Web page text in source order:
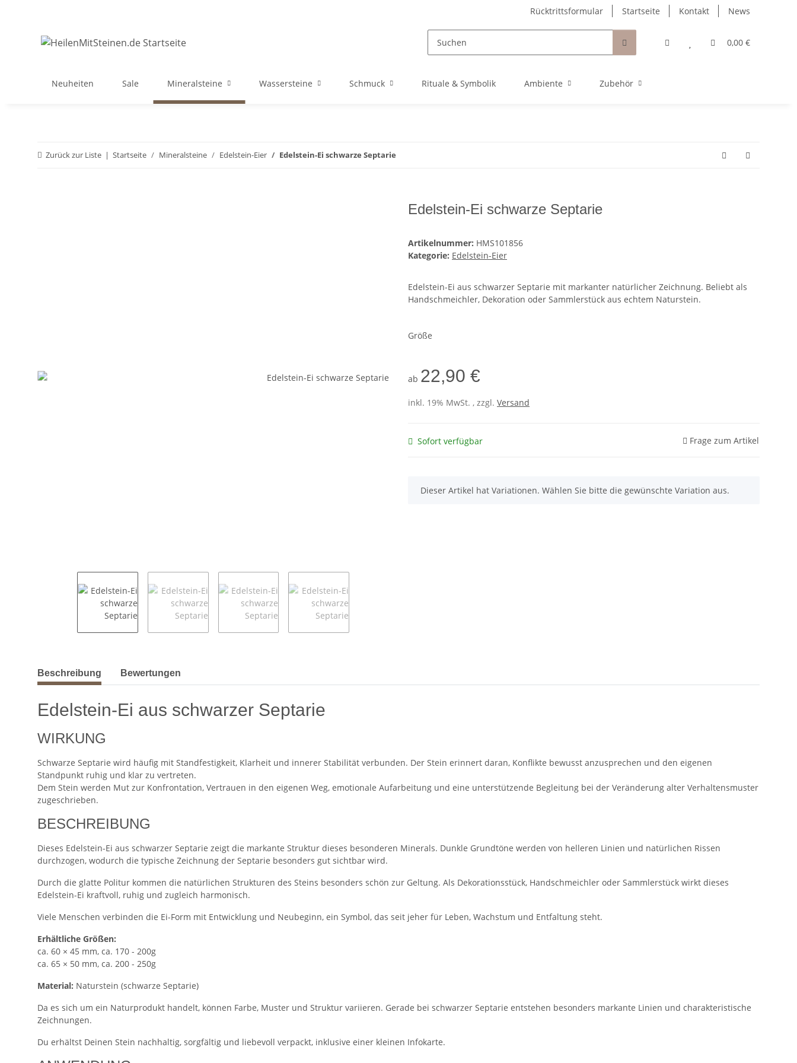
Rücktrittsformular Startseite Kontakt News
0,00 €
Neuheiten Sale Mineralsteine Wassersteine Schmuck Rituale & Symbolik Ambiente Zubehör
Zurück zur Liste Startseite Mineralsteine Edelstein-Eier Edelstein-Ei schwarze Septarie
Edelstein-Ei schwarze Septarie
Artikelnummer: HMS101856
Kategorie: Edelstein-Eier
Edelstein-Ei aus schwarzer Septarie mit markanter natürlicher Zeichnung. Beliebt als
Handschmeichler, Dekoration oder Sammlerstück aus echtem Naturstein.
Größe
ab 22,90 €
inkl. 19% MwSt. , zzgl. Versand
Sofort verfügbar Frage zum Artikel
x
Dieser Artikel hat Variationen. Wählen Sie bitte die gewünschte Variation aus.
weitere Registerkarten anzeigen
Beschreibung Bewertungen
Edelstein-Ei aus schwarzer Septarie
WIRKUNG
Schwarze Septarie wird häufig mit Standfestigkeit, Klarheit und innerer Stabilität verbunden. Der Stein erinnert daran, Konflikte bewusst anzusprechen und den eigenen
Standpunkt ruhig und klar zu vertreten.
Dem Stein werden Mut zur Konfrontation, Vertrauen in den eigenen Weg, emotionale Aufarbeitung und eine unterstützende Begleitung bei der Veränderung alter Verhaltensmuster
zugeschrieben.
BESCHREIBUNG
Dieses Edelstein-Ei aus schwarzer Septarie zeigt die markante Struktur dieses besonderen Minerals. Dunkle Grundtöne werden von helleren Linien und natürlichen Rissen
durchzogen, wodurch die typische Zeichnung der Septarie besonders gut sichtbar wird.
Durch die glatte Politur kommen die natürlichen Strukturen des Steins besonders schön zur Geltung. Als Dekorationsstück, Handschmeichler oder Sammlerstück wirkt dieses
Edelstein-Ei kraftvoll, ruhig und zugleich harmonisch.
Viele Menschen verbinden die Ei-Form mit Entwicklung und Neubeginn, ein Symbol, das seit jeher für Leben, Wachstum und Entfaltung steht.
Erhältliche Größen:
ca. 60 × 45 mm, ca. 170 - 200g
ca. 65 × 50 mm, ca. 200 - 250g
Material: Naturstein (schwarze Septarie)
Da es sich um ein Naturprodukt handelt, können Farbe, Muster und Struktur variieren. Gerade bei schwarzer Septarie entstehen besonders markante Linien und charakteristische
Zeichnungen.
Du erhältst Deinen Stein nachhaltig, sorgfältig und liebevoll verpackt, inklusive einer kleinen Infokarte.